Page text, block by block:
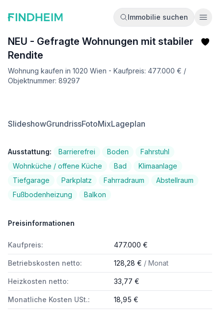
Immobilie suchen
NEU - Gefragte Wohnungen mit stabiler
Rendite
Wohnung kaufen in 1020 Wien - Kaufpreis: 477.000 € /
Objektnummer: 89297
SlideshowGrundrissFotoMixLageplan
Ausstattung: Barrierefrei Boden
Fahrstuhl
Wohnküche / offene Küche
Bad
Klimaanlage
Tiefgarage
Parkplatz Fahrradraum
Abstellraum
Fußbodenheizung
Balkon
Preisinformationen
Kaufpreis: 477.000 €
Betriebskosten netto: 128,28 € / Monat
Heizkosten netto: 33,77 €
Monatliche Kosten USt.: 18,95 €